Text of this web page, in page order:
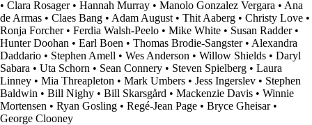
• Clara Rosager• Hannah Murray • Manolo Gonzalez Vergara • Ana
de Armas • Claes Bang • Adam August • Thit Aaberg • Christy Love •
Ronja Forcher• Ferdia Walsh-Peelo • Mike White • Susan Radder•
Hunter Doohan • Earl Boen • Thomas Brodie-Sangster• Alexandra
Daddario • Stephen Amell • Wes Anderson • Willow Shields • Daryl
Sabara • Uta Schorn • Sean Connery • Steven Spielberg • Laura
Linney • Mia Threapleton • Mark Umbers • Jess Ingerslev • Stephen
Baldwin • Bill Nighy • Bill Skarsgård • Mackenzie Davis • Winnie
Mortensen • Ryan Gosling • Regé-Jean Page • Bryce Gheisar•
George Clooney